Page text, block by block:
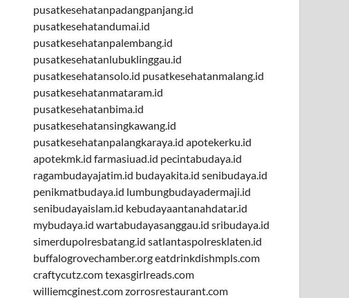
pusatkesehatanpadangpanjang.id
pusatkesehatandumai.id
pusatkesehatanpalembang.id
pusatkesehatanlubuklinggau.id
pusatkesehatansolo.id pusatkesehatanmalang.id
pusatkesehatanmataram.id
pusatkesehatanbima.id
pusatkesehatansingkawang.id
pusatkesehatanpalangkaraya.id apotekerku.id
apotekmk.id farmasiuad.id pecintabudaya.id
ragambudayajatim.id budayakita.id senibudaya.id
penikmatbudaya.id lumbungbudayadermaji.id
senibudayaislam.id kebudayaantanahdatar.id
mybudaya.id wartabudayasanggau.id sribudaya.id
simerdupolresbatang.id satlantaspolresklaten.id
buffalogrovechamber.orgeatdrinkdishmpls.com
craftycutz.comtexasgirlreads.com
williemcginest.comzorrosrestaurant.com